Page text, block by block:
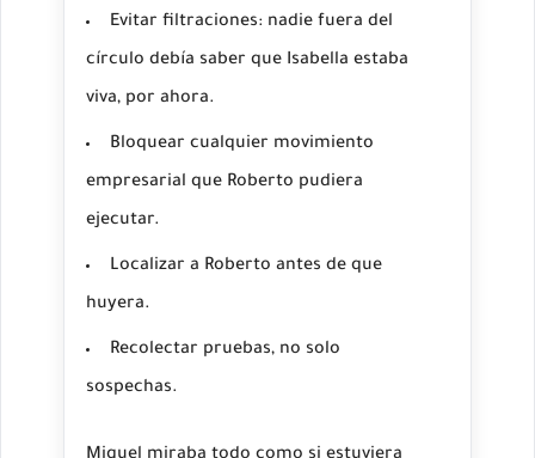
Evitar filtraciones: nadie fuera del
círculo debía saber que Isabella estaba
viva, por ahora.
Bloquear cualquier movimiento
empresarial que Roberto pudiera
ejecutar.
Localizar a Roberto antes de que
huyera.
Recolectar pruebas, no solo
sospechas.